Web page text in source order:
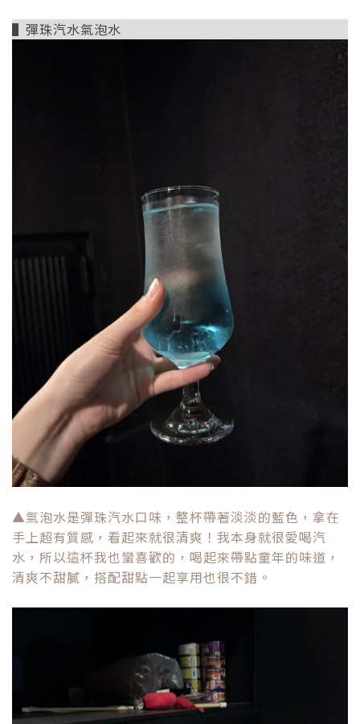
▌彈珠汽水氣泡水
▲氣泡水是彈珠汽水口味，整杯帶著淡淡的藍色，拿在
手上超有質感，看起來就很清爽！我本身就很愛喝汽
水，所以這杯我也蠻喜歡的，喝起來帶點童年的味道，
清爽不甜膩，搭配甜點一起享用也很不錯。